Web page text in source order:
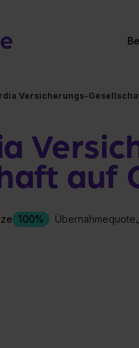
Versicherungs-
auf
100% Übernahmequote